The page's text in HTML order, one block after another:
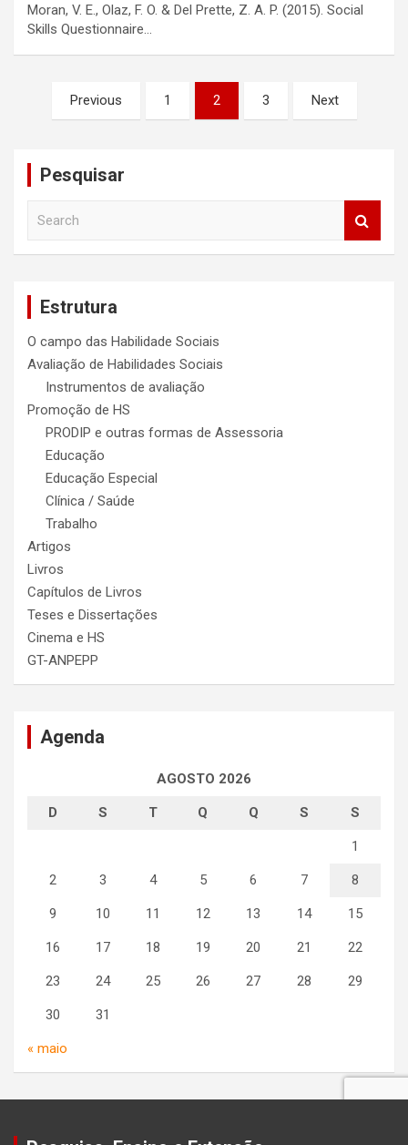
Moran, V. E., Olaz, F. O. & Del Prette, Z. A. P. (2015). Social
Skills Questionnaire…
Navegação
Previous 1 2 3 Next
Pesquisar
Estrutura
O campo das Habilidade Sociais
Avaliação de Habilidades Sociais
Instrumentos de avaliação
Promoção de HS
PRODIP e outras formas de Assessoria
Educação
Educação Especial
Clínica / Saúde
Trabalho
Artigos
Livros
Capítulos de Livros
Teses e Dissertações
Cinema e HS
GT-ANPEPP
Agenda
AGOSTO 2026
D S T Q Q S S
1
2 3 4 5 6 7 8
9 10 11 12 13 14 15
16 17 18 19 20 21 22
23 24 25 26 27 28 29
30 31
« maio